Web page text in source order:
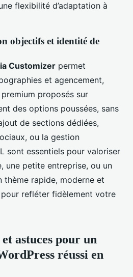
flexibilité d’adaptation à
objectifs et identité de
Customizer permet
et agencement,
proposés sur
des options poussées, sans
de sections dédiées,
ou la gestion
sont essentiels pour valoriser
une petite entreprise, ou un
rapide, moderne et
refléter fidèlement votre
astuces pour un
réussi en